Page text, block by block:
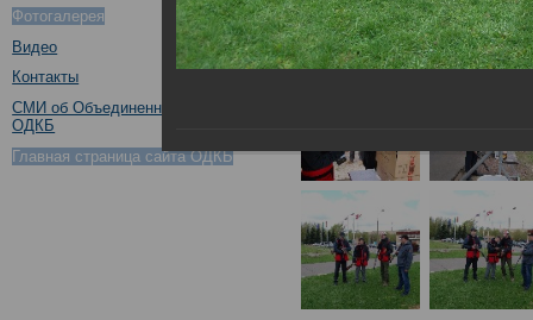
Фотогалерея
Видео
Контакты
СМИ об Объединенном штабе
ОДКБ
Главная страница сайта ОДКБ